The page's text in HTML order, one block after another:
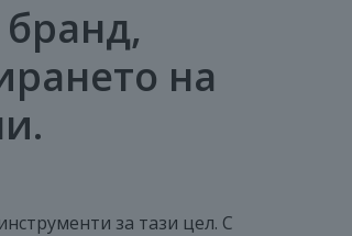
на
за тази цел. С